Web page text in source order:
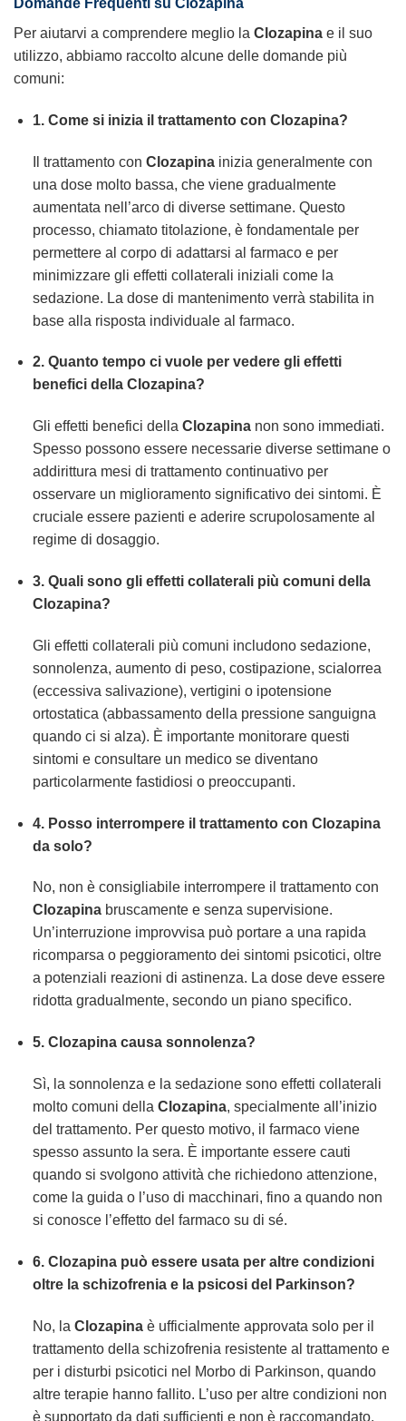
Domande Frequenti su Clozapina
Per aiutarvi a comprendere meglio la Clozapina e il suo
utilizzo, abbiamo raccolto alcune delle domande più
comuni:
1. Come si inizia il trattamento con Clozapina?
Il trattamento con Clozapinainizia generalmente con
una dose molto bassa, che viene gradualmente
aumentata nell’arco di diverse settimane. Questo
processo, chiamato titolazione, è fondamentale per
permettere al corpo di adattarsi al farmaco e per
minimizzare gli effetti collaterali iniziali come la
sedazione. La dose di mantenimento verrà stabilita in
base alla risposta individuale al farmaco.
2. Quanto tempo ci vuole per vedere gli effetti
benefici della Clozapina?
Gli effetti benefici della Clozapinanon sono immediati.
Spesso possono essere necessarie diverse settimane o
addirittura mesi di trattamento continuativo per
osservare un miglioramento significativo dei sintomi. È
cruciale essere pazienti e aderire scrupolosamente al
regime di dosaggio.
3. Quali sono gli effetti collaterali più comuni della
Clozapina?
Gli effetti collaterali più comuni includono sedazione,
sonnolenza, aumento di peso, costipazione, scialorrea
(eccessiva salivazione), vertigini o ipotensione
ortostatica (abbassamento della pressione sanguigna
quando ci si alza). È importante monitorare questi
sintomi e consultare un medico se diventano
particolarmente fastidiosi o preoccupanti.
4. Posso interrompere il trattamento con Clozapina
da solo?
No, non è consigliabile interrompere il trattamento con
Clozapinabruscamente e senza supervisione.
Un’interruzione improvvisa può portare a una rapida
ricomparsa o peggioramento dei sintomi psicotici, oltre
a potenziali reazioni di astinenza. La dose deve essere
ridotta gradualmente, secondo un piano specifico.
5. Clozapina causa sonnolenza?
Sì, la sonnolenza e la sedazione sono effetti collaterali
molto comuni della Clozapina, specialmente all’inizio
del trattamento. Per questo motivo, il farmaco viene
spesso assunto la sera. È importante essere cauti
quando si svolgono attività che richiedono attenzione,
come la guida o l’uso di macchinari, fino a quando non
si conosce l’effetto del farmaco su di sé.
6. Clozapina può essere usata per altre condizioni
oltre la schizofrenia e la psicosi del Parkinson?
No, la Clozapinaè ufficialmente approvata solo per il
trattamento della schizofrenia resistente al trattamento e
per i disturbi psicotici nel Morbo di Parkinson, quando
altre terapie hanno fallito. L’uso per altre condizioni non
è supportato da dati sufficienti e non è raccomandato.